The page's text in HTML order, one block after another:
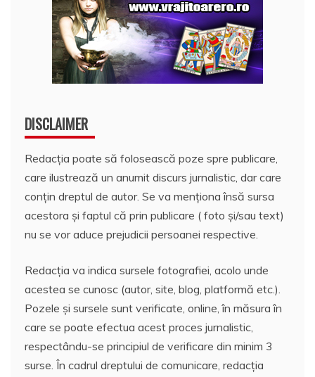
DISCLAIMER
Redacția poate să folosească poze spre publicare,
care ilustrează un anumit discurs jurnalistic, dar care
conțin dreptul de autor. Se va menționa însă sursa
acestora și faptul că prin publicare ( foto și/sau text)
nu se vor aduce prejudicii persoanei respective.
Redacția va indica sursele fotografiei, acolo unde
acestea se cunosc (autor, site, blog, platformă etc.).
Pozele și sursele sunt verificate, online, în măsura în
care se poate efectua acest proces jurnalistic,
respectându-se principiul de verificare din minim 3
surse. În cadrul dreptului de comunicare, redacția